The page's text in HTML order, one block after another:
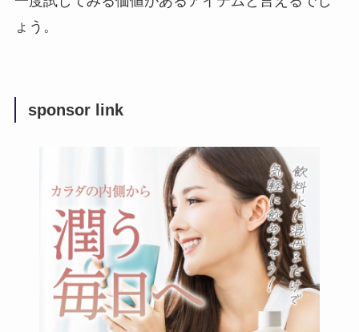
ょう。
sponsor link